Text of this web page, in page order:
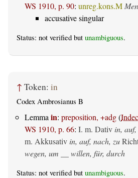
WS 1910, p. 90: unreg.kons.M
accusative singular
Status: not verified but unambiguous.
↑ Token: in
Codex Ambrosianus B
Lemma in: preposition, +adg(
WS 1910, p. 66: I. m. Dativ in,
m. Akkusativ in, auf, nach, zu
wegen, um __ willen, für, durch
Status: not verified but unambiguous.